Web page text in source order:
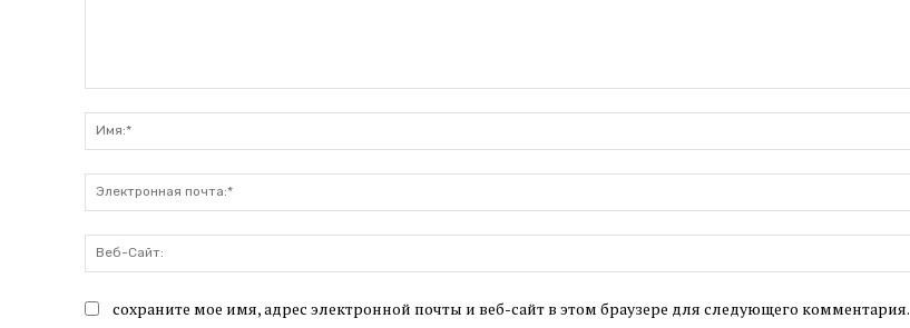
сохраните мое имя, адрес электронной почты и веб-сайт в этом браузере для следующего комментария.